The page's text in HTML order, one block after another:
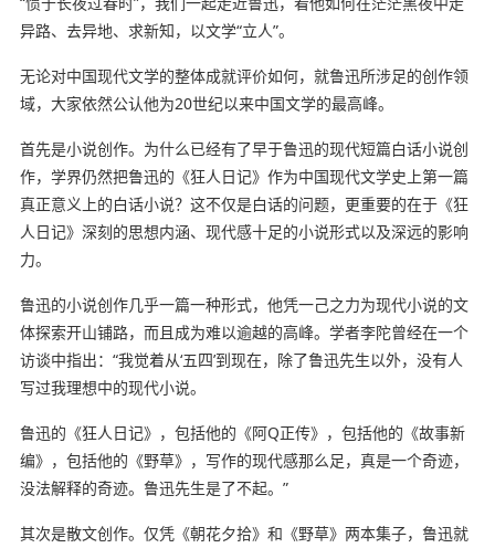
异路、去异地、求新知，以文学“立人”。
无论对中国现代文学的整体成就评价如何，就鲁迅所涉足的创作领
域，大家依然公认他为20世纪以来中国文学的最高峰。
首先是小说创作。为什么已经有了早于鲁迅的现代短篇白话小说创
作，学界仍然把鲁迅的《狂人日记》作为中国现代文学史上第一篇
真正意义上的白话小说？这不仅是白话的问题，更重要的在于《狂
人日记》深刻的思想内涵、现代感十足的小说形式以及深远的影响
力。
鲁迅的小说创作几乎一篇一种形式，他凭一己之力为现代小说的文
体探索开山铺路，而且成为难以逾越的高峰。学者李陀曾经在一个
访谈中指出：“我觉着从‘五四’到现在，除了鲁迅先生以外，没有人
写过我理想中的现代小说。
鲁迅的《狂人日记》，包括他的《阿Q正传》，包括他的《故事新
编》，包括他的《野草》，写作的现代感那么足，真是一个奇迹，
没法解释的奇迹。鲁迅先生是了不起。”
其次是散文创作。仅凭《朝花夕拾》和《野草》两本集子，鲁迅就